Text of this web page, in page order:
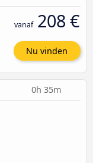
vanaf 208 €
Nu vinden
0h 35m